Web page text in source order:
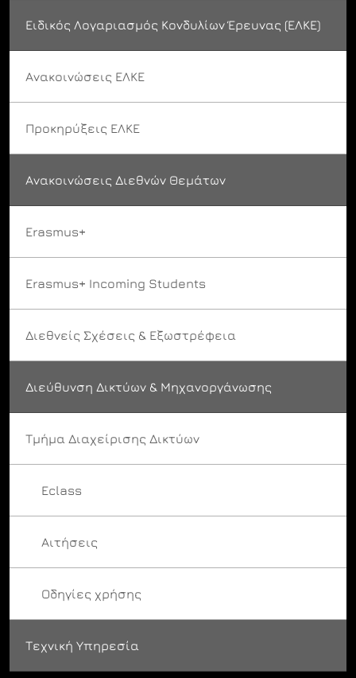
Ειδικός Λογαριασμός Κονδυλίων Έρευνας (ΕΛΚΕ)
Ανακοινώσεις ΕΛΚΕ
Προκηρύξεις ΕΛΚΕ
Ανακοινώσεις Διεθνών Θεμάτων
Erasmus+
Erasmus+ Incoming Students
Διεθνείς Σχέσεις & Εξωστρέφεια
Διεύθυνση Δικτύων & Μηχανοργάνωσης
Τμήμα Διαχείρισης Δικτύων
Eclass
Αιτήσεις
Οδηγίες χρήσης
Τεχνική Υπηρεσία